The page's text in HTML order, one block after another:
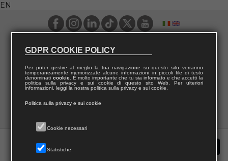
EN
GDPR COOKIE POLICY
Per poter gestire al meglio la tua navigazione su questo sito verranno
temporaneamente memorizzate alcune informazioni in piccoli file di testo
denominati cookie. È molto importante che tu sia informato e che accetti la
politica sulla privacy e sui cookie di questo sito Web. Per ulteriori
informazioni, leggi la nostra politica sulla privacy e sui cookie.
Politica sulla privacy e sui cookie
Cookie necessari
Statistiche